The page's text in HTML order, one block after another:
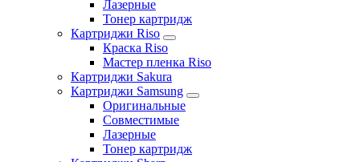
Лазерные
Тонер картридж
Картриджи Riso
Краска Riso
Мастер пленка Riso
Картриджи Sakura
Картриджи Samsung
Оригинальные
Совместимые
Лазерные
Тонер картридж